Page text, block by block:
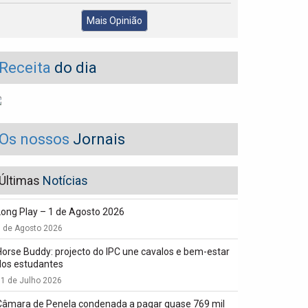
Mais Opinião
do dia
nossos Jornais
Notícias
Play – 1 de Agosto 2026
de Agosto 2026
Buddy: projecto do IPC une cavalos e bem-estar
estudantes
de Julho 2026
de Penela condenada a pagar quase 769 mil